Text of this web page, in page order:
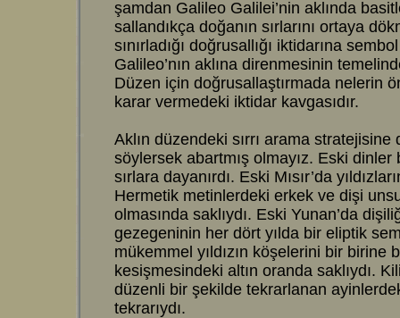
şamdan Galileo Galilei’nin aklında
sallandıkça doğanın sırlarını ortaya
sınırladığı doğrusallığı iktidarına
Galileo’nın aklına direnmesinin
Düzen için doğrusallaştırmada nelerin
karar vermedeki iktidar kavgasıdır.
Aklın düzendeki sırrı arama
söylersek abartmış olmayız. Eski
sırlara dayanırdı. Eski Mısır’da
Hermetik metinlerdeki erkek ve dişi
olmasında saklıydı. Eski Yunan’da
gezegeninin her dört yılda bir eliptik
mükemmel yıldızın köşelerini bir birine
kesişmesindeki altın oranda saklıydı.
düzenli bir şekilde tekrarlanan
tekrarıydı.